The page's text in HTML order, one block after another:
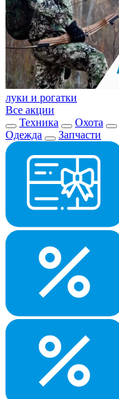
луки и рогатки
Все акции
Техника
Охота
Одежда
Запчасти